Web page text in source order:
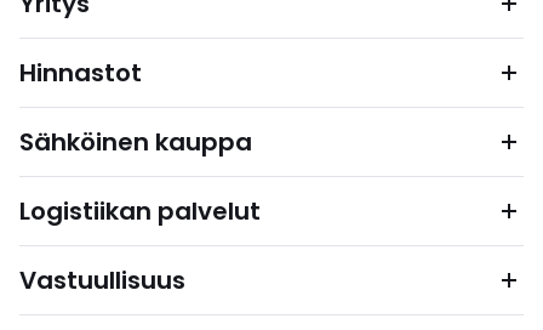
Hinnastot
Sähköinen kauppa
Logistiikan palvelut
Vastuullisuus